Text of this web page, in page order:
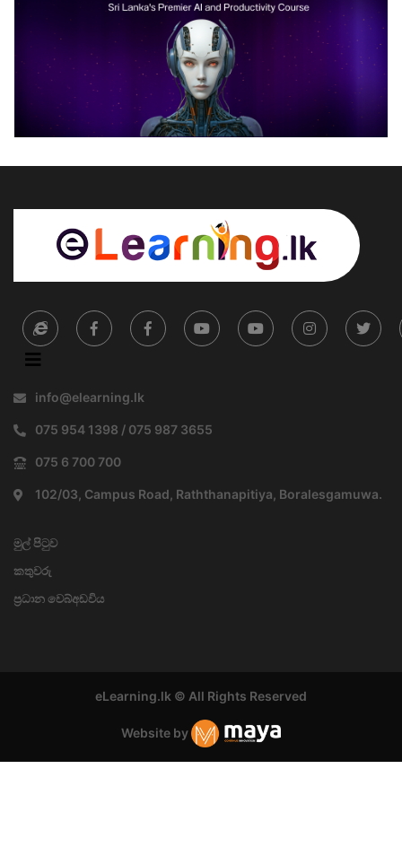
info@elearning.lk
075 954 1398 / 075 987 3655
075 6 700 700
102/03, Campus Road, Raththanapitiya, Boralesgamuwa.
මුල් පිටුව
කතුවරු
ප්‍රධාන වෙබ්අඩවිය
eLearning.lk © All Rights Reserved
Website by